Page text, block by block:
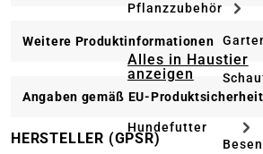
Pflanzzubehör
Alles in Haustier
anzeigen
Hundefutter
Weitere Produktinformationen
Angaben gemäß EU-
HERSTELLER (GPSR)